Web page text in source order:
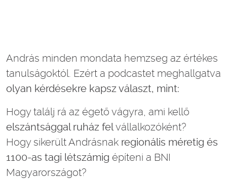
András minden mondata hemzseg az értékes
tanulságoktól. Ezért a podcastet meghallgatva
olyan kérdésekre kapsz választ, mint:
Hogy találj rá az égető vágyra, ami kellő
elszántsággal ruház felvállalkozóként?
Hogy sikerült Andrásnak regionális méretig és
1100-as tagi létszámig építeni a BNI
Magyarországot?